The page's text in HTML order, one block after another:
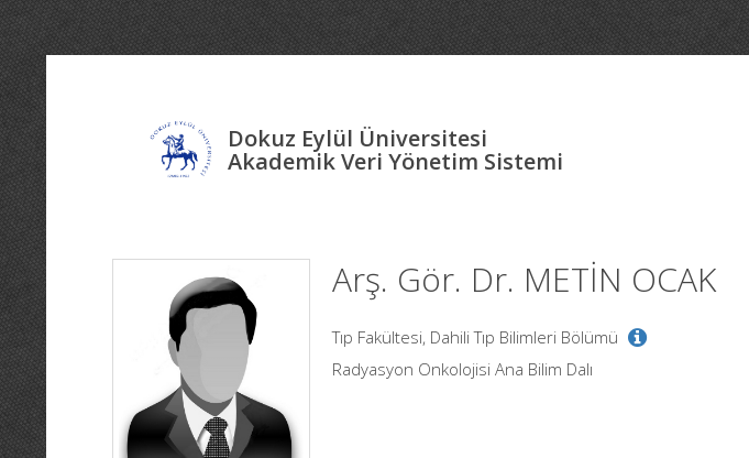
Dokuz Eylül Üniversitesi
Akademik Veri Yönetim Sistemi
Arş. Gör. Dr. METİN OCAK
Tıp Fakültesi, Dahili Tıp Bilimleri Bölümü
Radyasyon Onkolojisi Ana Bilim Dalı